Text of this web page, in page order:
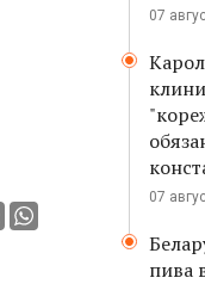
07
07
пива